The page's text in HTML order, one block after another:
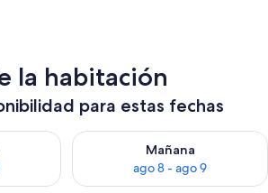
la habitación
para estas fechas
para esta noche, ago 7 - ago 8
Mañana
ago 8 - ago 9
Consulta la disponibilidad